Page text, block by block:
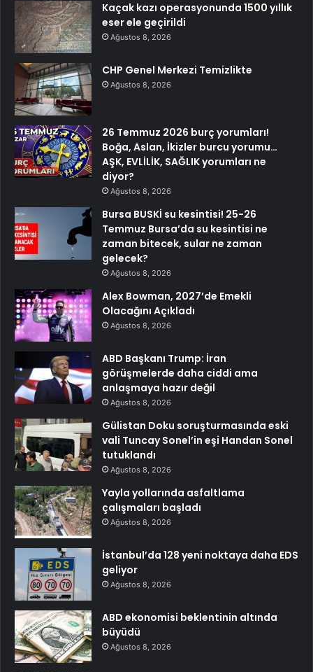
Kaçak kazı operasyonunda 1500 yıllık
eser ele geçirildi
Ağustos 8, 2026
CHP Genel Merkezi Temizlikte
Ağustos 8, 2026
26 Temmuz 2026 burç yorumları!
Boğa, Aslan, İkizler burcu yorumu…
AŞK, EVLİLİK, SAĞLIK yorumları ne
diyor?
Ağustos 8, 2026
Bursa BUSKİ su kesintisi! 25-26
Temmuz Bursa’da su kesintisi ne
zaman bitecek, sular ne zaman
gelecek?
Ağustos 8, 2026
Alex Bowman, 2027’de Emekli
Olacağını Açıkladı
Ağustos 8, 2026
ABD Başkanı Trump: İran
görüşmelerde daha ciddi ama
anlaşmaya hazır değil
Ağustos 8, 2026
Gülistan Doku soruşturmasında eski
vali Tuncay Sonel’in eşi Handan Sonel
tutuklandı
Ağustos 8, 2026
Yayla yollarında asfaltlama
çalışmaları başladı
Ağustos 8, 2026
İstanbul’da 128 yeni noktaya daha EDS
geliyor
Ağustos 8, 2026
ABD ekonomisi beklentinin altında
büyüdü
Ağustos 8, 2026